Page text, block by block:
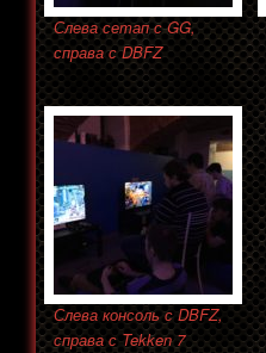
Слева сетап с GG,
справа с DBFZ
Слева консоль с DBFZ,
справа с Tekken 7